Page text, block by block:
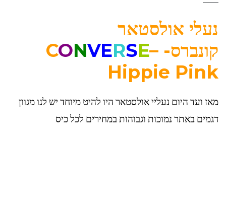
נעלי אולסטאר
קונברס-
CONVERSE–
Hippie Pink
מאז ועד היום נעליי אולסטאר היו להיט מיוחד יש לנו מגוון
דגמים באתר נמוכות וגבוהות במחירים לכל כיס